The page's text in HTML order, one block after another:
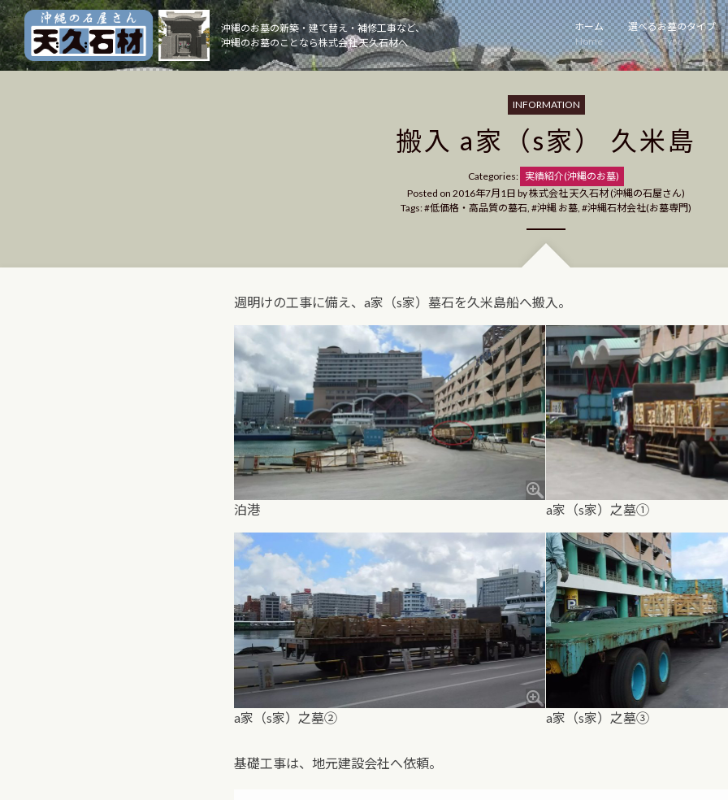
Skip
to
content
沖縄のお墓の新築・建て替え・補修工事など、
沖縄のお墓のことなら株式会社 天久石材へ
ホーム
Home
選べるお墓のタイプ
Type
INFORMATION
搬入 a家（s家） 久米島
Categories: Categories
実績紹介(沖縄のお墓)
Posted on 2016年7月1日 by株式会社 天久石材 (沖縄の石屋さん)
Tags: 低価格・高品質の墓石, 沖縄 お墓, 沖縄石材会社(お墓専門)
週明けの工事に備え、a家（s家）墓石を久米島船へ搬入。
泊港 a家（s家）之墓①
a家（s家）之墓② a家（s家）之墓③
基礎工事は、地元建設会社へ依頼。